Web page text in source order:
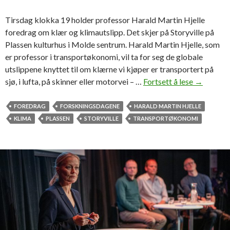
i
l
d
e
n
n
y
e
b
k
Tirsdag klokka 19 holder professor Harald Martin Hjelle
foredrag om klær og klimautslipp. Det skjer på Storyville på
Plassen kulturhus i Molde sentrum. Harald Martin Hjelle, som
er professor i transportøkonomi, vil ta for seg de globale
utslippene knyttet til om klærne vi kjøper er transportert på
sjø, i lufta, på skinner eller motorvei – … Fortsett å lese R
i
s
u
k
s
a
d
→
FOREDRAG FORSKNINGSDAGENE
HARALD MARTIN HJELLE
KLIMA
PLASSEN STORYVILLE TRANSPORTØKONOMI